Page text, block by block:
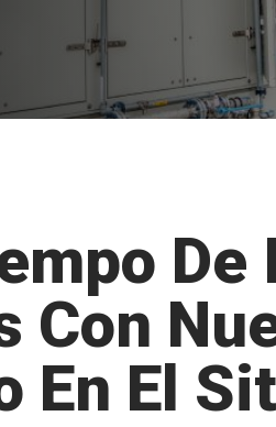
De
Con
En El